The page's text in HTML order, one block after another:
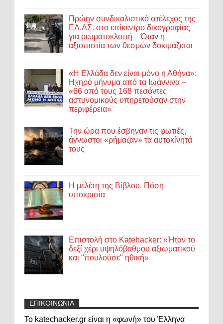
Πρώην συνδικαλιστικό στέλεχος της
ΕΛ.ΑΣ. στο επίκεντρο δικογραφίας
για ρευματοκλοπή – Όταν η
αξιοπιστία των θεσμών δοκιμάζεται
«Η Ελλάδα δεν είναι μόνο η Αθήνα»:
Ηχηρό μήνυμα από τα Ιωάννινα –
«66 από τους 168 πεσόντες
αστυνομικούς υπηρετούσαν στην
περιφέρεια»
Την ώρα που έσβηναν τις φωτιές,
άγνωστοι «ρήμαζαν» τα αυτοκίνητά
τους
Η μελέτη της Βίβλου. Πόση
υποκρισία
Επιστολή στο Katehacker: «Ήταν το
δεξί χέρι υψηλόβαθμου αξιωματικού
και "πουλούσε" ηθική»
ΕΠΙΚΟΙΝΩΝΙΑ
Το katechacker.gr είναι η «φωνή» του Έλληνα